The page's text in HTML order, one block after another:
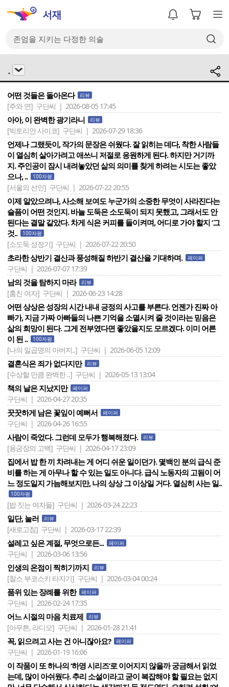
.
어떤 것들은 돌아온다 리뷰
[주와 연] 구단씨 | 2026-08-05 17:45
아아, 이 완벽한 광기라니 리뷰
[빅토리안 사이코] 구단씨 | 2026-07-29 18:36
언제나 그랬듯이, 작가의 문장은 쉬웠다. 잘 읽히는 데다, 착한 사람들
이 열심히 살아가려고 애쓰니 저절로 응원하게 된다. 하지만 거기까
지. 주인공이 잠시 내려놓았던 삶의 의미를 찾게 하려는 시도는 좋았
으나, ..
100자평
[서울의 선인] 구단씨 | 2026-07-22 20:55
이제 알았으려나, 사소해 보여도 누군가의 소중한 무엇이 사라진다는
슬픔이 어떤 것인지. 바늘 도둑은 소도둑이 되지 못했고, 그래서도 안
된다는 결말 같았다. 차게 식은 커피를 들이켜며, 어디로 가야 할지 ‘그
것..
100자평
[소도둑 성장기] 구단씨 | 2026-07-22 20:50
초라한 상반기 결산과 풍성해질 하반기 결산을 기대하며. 페이퍼
구단씨 | 2026-07-07 17:39
남의 것을 탐하지 마라 리뷰
[훔친 여자] 구단씨 | 2026-06-23 14:28
어떤 상상은 성장의 시간 내내 긍정의 사고를 부른다. 언젠가 진짜 아
빠가, 지금 가짜 아빠들의 나쁜 기억을 소멸시켜 줄 것이라는 믿음은
삶의 희망이 된다. 그게 전부였다면 좋았을지도 모르겠다. 이미 어른
이 된 ..
100자평
[나의 일곱명의 아버지..] 구단씨 | 2026-06-05 12:09
결혼식은 죄가 없다지만 리뷰
[수상할 만큼 완벽한 ..] 구단씨 | 2026-05-13 13:04
책의 날은 지났지만 페이퍼
구단씨 | 2026-04-27 20:35
꿋꿋하게 남은 꽃잎이 예뻐서 페이퍼
구단씨 | 2026-04-26 16:55
사람이 죽었다. 그런데 모두가 행복해졌다. 리뷰
[용궁장의 고백] 구단씨 | 2026-04-17 23:09
집에서 밥 한 끼 차려내는 게 어디 쉬운 일이던가. 몇백인 분의 급식 준
비를 하는 게 아무나 할 수 있는 일도 아니다. 급식 노동자의 고됨이 어
느 정도일지 가늠해보지만, 나의 상상 그 이상일 거다. 열심히 사는 일..
100자평
[밥 짓는 여자들] 구단씨 | 2026-03-24 22:23
일단, 눌러 리뷰
[새로고침] 구단씨 | 2026-03-17 22:39
설레고 싶은 계절, 무엇으로든... 페이퍼
구단씨 | 2026-03-06 13:56
인생의 온점이 찍히기까지 리뷰
[찰스 부코스키 타자기] 구단씨 | 2026-03-04 00:24
품위 있는 장례를 위한 페이퍼
구단씨 | 2026-02-24 17:35
어느 시절의 마음 치료제 리뷰
[아무튼, 라디오] 구단씨 | 2026-01-28 21:41
꼭, 읽으려고 사는 건 아니잖아요? 페이퍼
구단씨 | 2026-01-19 16:06
이 작품이 또 하나의 ‘하영 시리즈‘로 이어지지 않을까 궁금해서 읽었
는데, 많이 아쉬웠다. 추리 소설이라고 굳이 복잡해야 할 필요는 없지